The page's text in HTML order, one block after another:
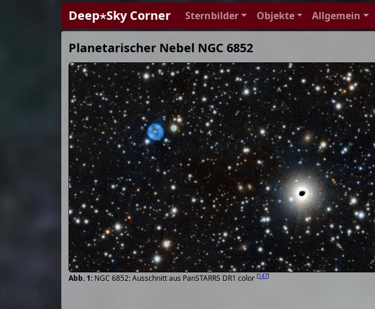
Deep⋆Sky Corner Sternbilder Objekte Allgemein
Planetarischer Nebel NGC 6852
NGC 6852: Ausschnitt aus PanSTARRS DR1 color [147]